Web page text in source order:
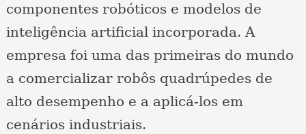
componentes robóticos e modelos de
inteligência artificial incorporada. A
empresa foi uma das primeiras do mundo
a comercializar robôs quadrúpedes de
alto desempenho e a aplicá-los em
cenários industriais.